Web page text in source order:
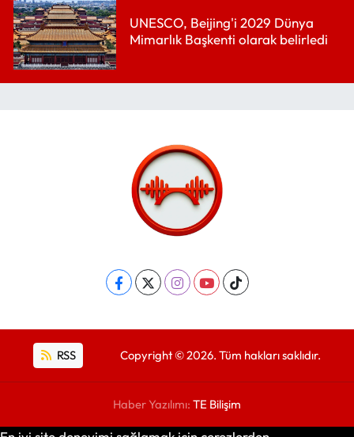
UNESCO, Beijing'i 2029 Dünya
Mimarlık Başkenti olarak belirledi
RSS Copyright © 2026. Tüm hakları saklıdır.
Haber Yazılımı: TE Bilişim